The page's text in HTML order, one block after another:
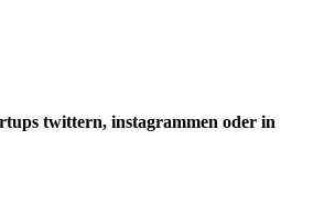
twittern, instagrammen oder in